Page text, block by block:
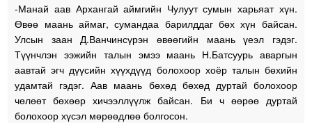
-Манай аав Архангай аймгийн Чулуут сумын харьяат хүн.
Өвөө маань аймаг, сумандаа барилддаг бөх хүн байсан.
Улсын заан Д.Ванчинсүрэн өвөөгийн маань үеэл гэдэг.
Түүнчлэн ээжийн талын эмээ маань Н.Батсуурь аваргын
аавтай эгч дүүсийн хүүхдүүд болохоор хоёр талын бөхийн
удамтай гэдэг. Аав маань бөхөд бөхөд дуртай болохоор
чөлөөт бөхөөр хичээллүүлж байсан. Би ч өөрөө дуртай
болохоор хүсэл мөрөөдлөө болгосон.